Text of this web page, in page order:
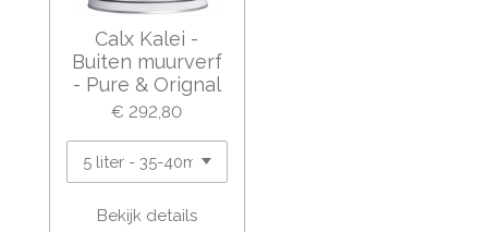
Calx Kalei -
Buiten muurverf
- Pure & Orignal
€ 292,80
Bekijk details